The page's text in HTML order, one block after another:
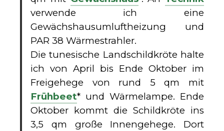
verwende ich eine
Gewächshausumluftheizung und
PAR 38 Wärmestrahler.
Die tunesische Landschildkröte halte
ich von April bis Ende Oktober im
Freigehege von rund 5 qm mit
Frühbeet* und Wärmelampe. Ende
Oktober kommt die Schildkröte ins
3,5 qm große Innengehege. Dort